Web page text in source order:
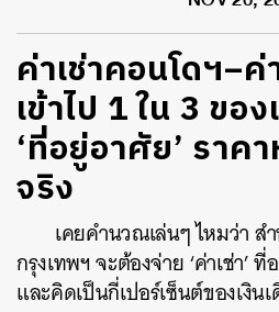
NOV 20,
ค่าเช่าคอนโดฯ–
เข้าไป 1 ใน 3 ขอ
‘ที่อยู่อาศัย’ ราค
จริง
เคยคำนวณเล่นๆ ไหมว่า
กรุงเทพฯ จะต้องจ่าย‘ค่าเช่า’ที่
และคิดเป็นกี่เปอร์เซ็นต์ของเงิน